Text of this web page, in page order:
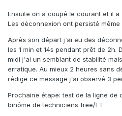
Ensuite on a coupé le courant et il
Les déconnexion ont persisté
Après son départ j'ai eu des
les 1 min et 14s pendant prêt de 2h.
midi j'ai un semblant de stabilité
erratique. Au mieux 2 heures sans
rédige ce message j'ai observé 3
Prochaine étape: test de la ligne de
binôme de techniciens free/FT.